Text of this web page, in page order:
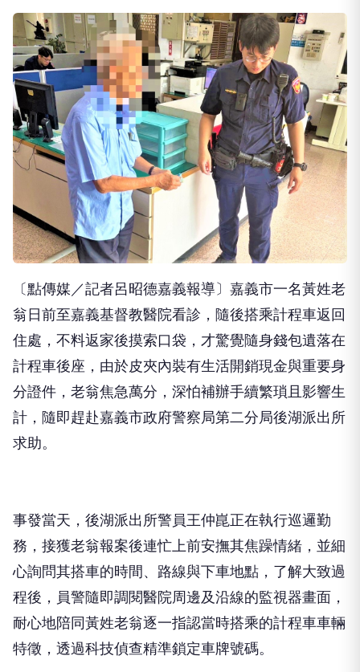
〔點傳媒／記者呂昭德嘉義報導〕嘉義市一名黃姓老
翁日前至嘉義基督教醫院看診，隨後搭乘計程車返回
住處，不料返家後摸索口袋，才驚覺隨身錢包遺落在
計程車後座，由於皮夾內裝有生活開銷現金與重要身
分證件，老翁焦急萬分，深怕補辦手續繁瑣且影響生
計，隨即趕赴嘉義市政府警察局第二分局後湖派出所
求助。
事發當天，後湖派出所警員王仲崑正在執行巡邏勤
務，接獲老翁報案後連忙上前安撫其焦躁情緒，並細
心詢問其搭車的時間、路線與下車地點，了解大致過
程後，員警隨即調閱醫院周邊及沿線的監視器畫面，
耐心地陪同黃姓老翁逐一指認當時搭乘的計程車車輛
特徵，透過科技偵查精準鎖定車牌號碼。